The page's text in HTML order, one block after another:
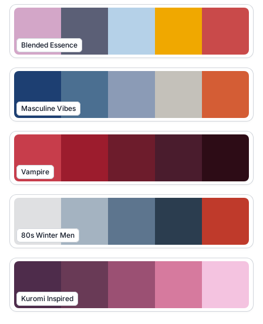
Blended Essence
Masculine Vibes
Vampire
80s Winter Men
Kuromi Inspired